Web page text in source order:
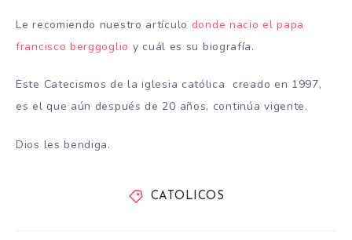
Le recomiendo nuestro artículo donde nacio el papa
francisco berggoglio y cuál es su biografía.
Este Catecismos de la iglesia católica creado en 1997,
es el que aún después de 20 años, continúa vigente.
Dios les bendiga.
CATOLICOS